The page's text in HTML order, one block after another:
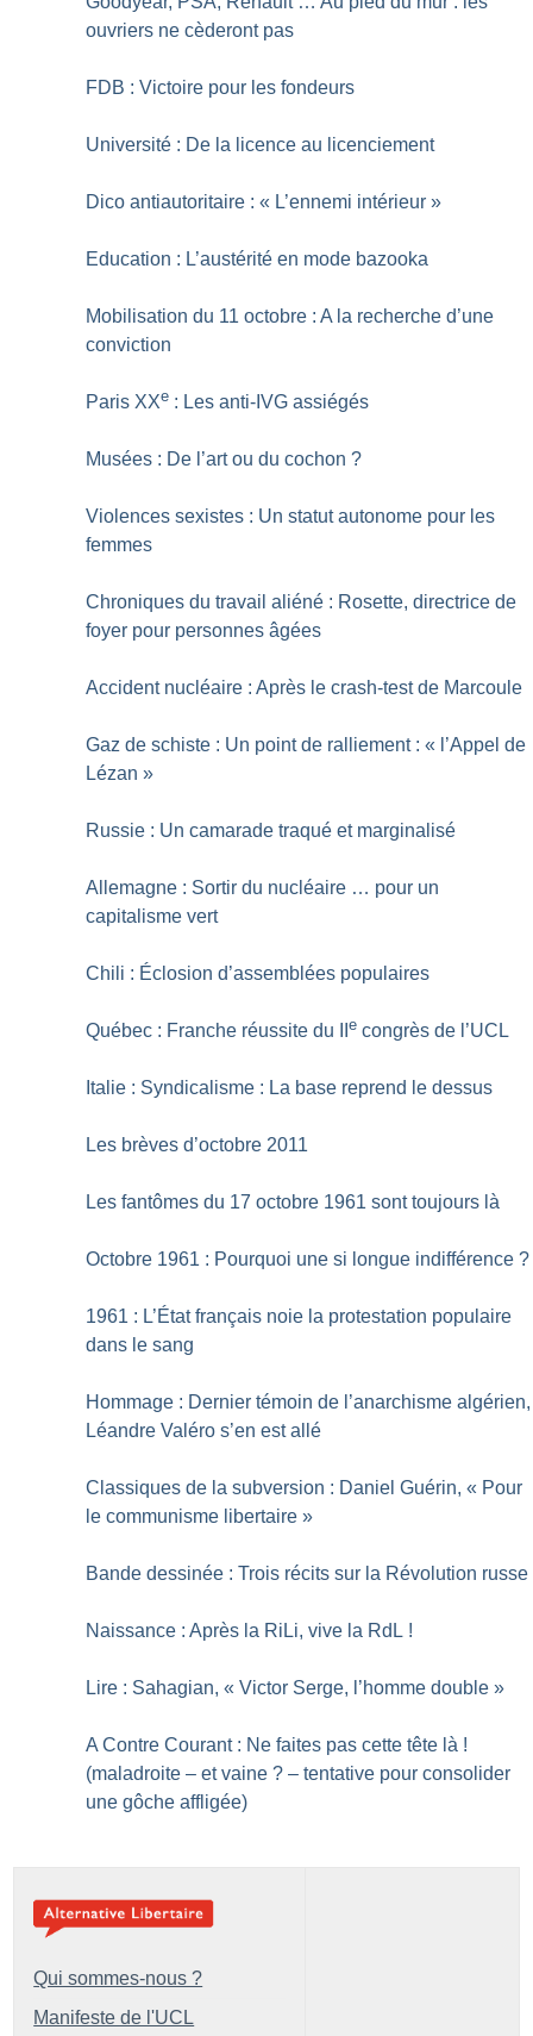
ouvriers ne cèderont pas
FDB : Victoire pour les fondeurs
Université : De la licence au licenciement
Dico antiautoritaire : « L’ennemi intérieur »
Education : L’austérité en mode bazooka
Mobilisation du 11 octobre : A la recherche d’une
conviction
Paris XXe : Les anti-IVG assiégés
Musées : De l’art ou du cochon ?
Violences sexistes : Un statut autonome pour les
femmes
Chroniques du travail aliéné : Rosette, directrice de
foyer pour personnes âgées
Accident nucléaire : Après le crash-test de Marcoule
Gaz de schiste : Un point de ralliement : « l’Appel de
Lézan »
Russie : Un camarade traqué et marginalisé
Allemagne : Sortir du nucléaire … pour un
capitalisme vert
Chili : Éclosion d’assemblées populaires
Québec : Franche réussite du IIe congrès de l’UCL
Italie : Syndicalisme : La base reprend le dessus
Les brèves d’octobre 2011
Les fantômes du 17 octobre 1961 sont toujours là
Octobre 1961 : Pourquoi une si longue indifférence ?
1961 : L’État français noie la protestation populaire
dans le sang
Hommage : Dernier témoin de l’anarchisme algérien,
Léandre Valéro s’en est allé
Classiques de la subversion : Daniel Guérin, « Pour
le communisme libertaire »
Bande dessinée : Trois récits sur la Révolution russe
Naissance : Après la RiLi, vive la RdL !
Lire : Sahagian, « Victor Serge, l’homme double »
A Contre Courant : Ne faites pas cette tête là !
(maladroite – et vaine ? – tentative pour consolider
une gôche affligée)
Qui sommes-nous ?
Manifeste de l'UCL